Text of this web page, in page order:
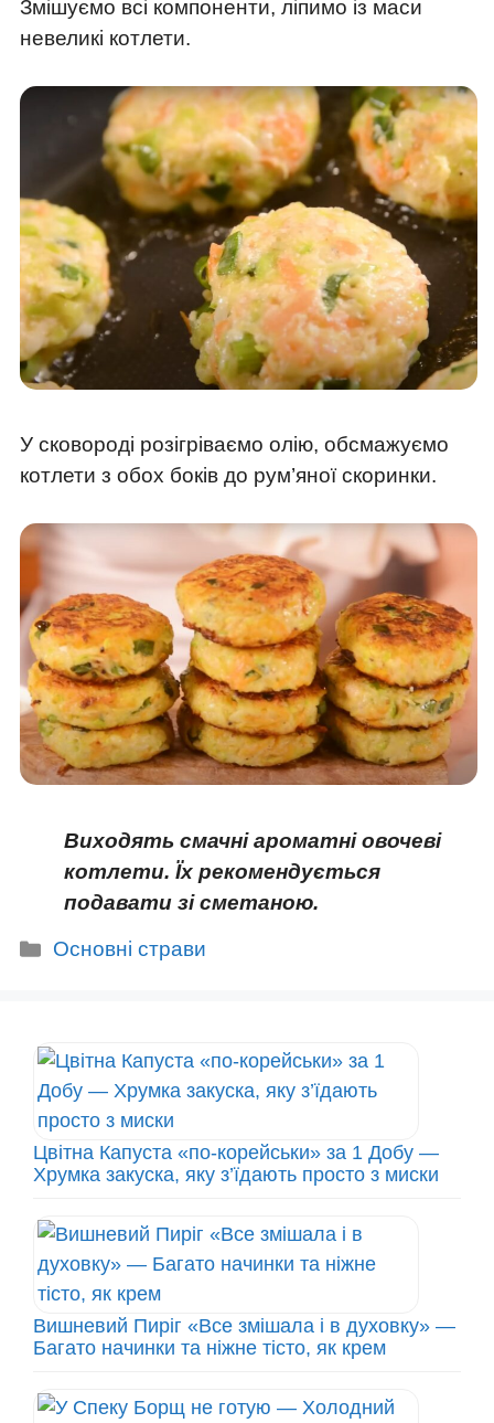
Змішуємо всі компоненти, ліпимо із маси
невеликі котлети.
У сковороді розігріваємо олію, обсмажуємо
котлети з обох боків до рум’яної скоринки.
Виходять смачні ароматні овочеві
котлети. Їх рекомендується
подавати зі сметаною.
Категорії
Основні страви
Цвітна Капуста «по-корейськи» за 1 Добу —
Хрумка закуска, яку з’їдають просто з миски
Вишневий Пиріг «Все змішала і в духовку» —
Багато начинки та ніжне тісто, як крем